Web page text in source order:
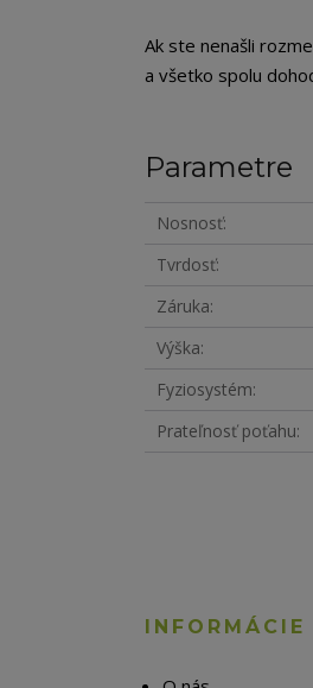
Ak ste nenašli
a všetko spolu
Parametre
Nosnosť
Tvrdosť
Záruka
Výška
Fyziosystém
Prateľnosť poťahu
INFORMÁCIE